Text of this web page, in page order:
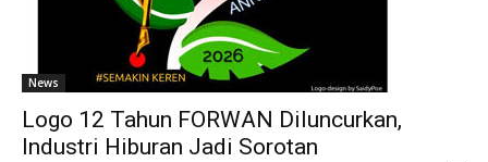
News
Logo 12 Tahun FORWAN Diluncurkan,
Industri Hiburan Jadi Sorotan